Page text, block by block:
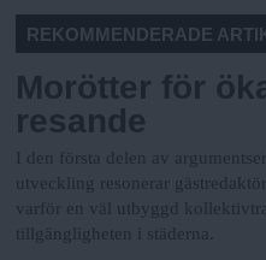
REKOMMENDERADE
Morötter för
resande
I den första delen av
utveckling resonerar
varför en väl utbyggd
tillgängligheten i städerna.